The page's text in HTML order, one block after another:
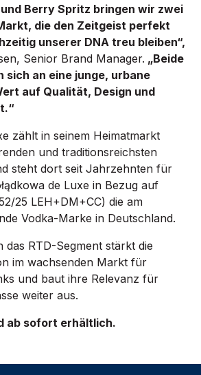
und Berry Spritz bringen wir zwei
die den Zeitgeist perfekt
unserer DNA treu bleiben“,
Senior Brand Manager. „Beide
sich an eine junge, urbane
auf Qualität, Design und
zählt in seinem Heimatmarkt
und traditionsreichsten
steht dort seit Jahrzehnten für
de Luxe in Bezug auf
25 LEH+DM+CC) die am
Vodka-Marke in Deutschland.
das RTD-Segment stärkt die
im wachsenden Markt für
und baut ihre Relevanz für
weiter aus.
ab sofort erhältlich.